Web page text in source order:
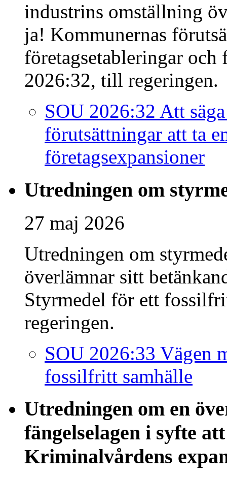
industrins omställning
ja! Kommunernas
företagsetableringar och
2026:32, till regeringen.
SOU 2026:32 Att
förutsättningar att ta
företagsexpansioner
Utredningen om
27 maj 2026
Utredningen om
överlämnar sitt
Styrmedel för ett
regeringen.
SOU 2026:33 Vägen
fossilfritt samhälle
Utredningen om en
fängelselagen i syfte
Kriminalvårdens